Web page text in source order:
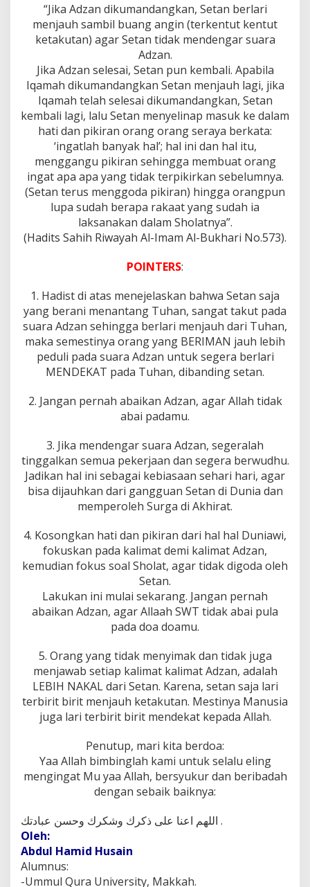
“Jika Adzan dikumandangkan, Setan berlari
menjauh sambil buang angin (terkentut kentut
ketakutan) agar Setan tidak mendengar suara
Adzan.
Jika Adzan selesai, Setan pun kembali. Apabila
Iqamah dikumandangkan Setan menjauh lagi, jika
Iqamah telah selesai dikumandangkan, Setan
kembali lagi, lalu Setan menyelinap masuk ke dalam
hati dan pikiran orang orang seraya berkata:
‘ingatlah banyak hal’; hal ini dan hal itu,
menggangu pikiran sehingga membuat orang
ingat apa apa yang tidak terpikirkan sebelumnya.
(Setan terus menggoda pikiran) hingga orangpun
lupa sudah berapa rakaat yang sudah ia
laksanakan dalam Sholatnya”.
(Hadits Sahih Riwayah Al-Imam Al-Bukhari No.573).
POINTERS:
1. Hadist di atas menejelaskan bahwa Setan saja
yang berani menantang Tuhan, sangat takut pada
suara Adzan sehingga berlari menjauh dari Tuhan,
maka semestinya orang yang BERIMAN jauh lebih
peduli pada suara Adzan untuk segera berlari
MENDEKAT pada Tuhan, dibanding setan.
2. Jangan pernah abaikan Adzan, agar Allah tidak
abai padamu.
3. Jika mendengar suara Adzan, segeralah
tinggalkan semua pekerjaan dan segera berwudhu.
Jadikan hal ini sebagai kebiasaan sehari hari, agar
bisa dijauhkan dari gangguan Setan di Dunia dan
memperoleh Surga di Akhirat.
4. Kosongkan hati dan pikiran dari hal hal Duniawi,
fokuskan pada kalimat demi kalimat Adzan,
kemudian fokus soal Sholat, agar tidak digoda oleh
Setan.
Lakukan ini mulai sekarang. Jangan pernah
abaikan Adzan, agar Allaah SWT tidak abai pula
pada doa doamu.
5. Orang yang tidak menyimak dan tidak juga
menjawab setiap kalimat kalimat Adzan, adalah
LEBIH NAKAL dari Setan. Karena, setan saja lari
terbirit birit menjauh ketakutan. Mestinya Manusia
juga lari terbirit birit mendekat kepada Allah.
Penutup, mari kita berdoa:
Yaa Allah bimbinglah kami untuk selalu eling
mengingat Mu yaa Allah, bersyukur dan beribadah
dengan sebaik baiknya:
اللهم اعنا على ذكرك وشكرك وحسن عبادتك .
Oleh:
Abdul Hamid Husain
Alumnus:
-Ummul Qura University, Makkah.